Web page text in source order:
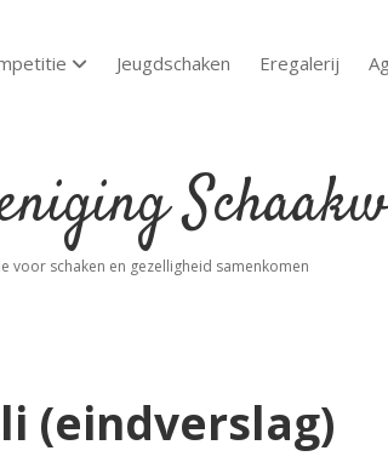
open dropdown menu
Jeugdschaken Eregalerij
voor schaken en gezelligheid samenkomen
(eindverslag)